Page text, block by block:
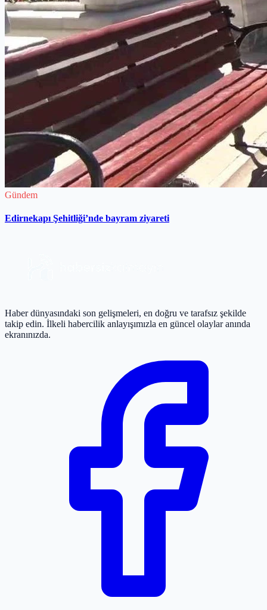
Gündem
Edirnekapı Şehitliği’nde bayram ziyareti
Haber dünyasındaki son gelişmeleri, en doğru ve tarafsız şekilde
takip edin. İlkeli habercilik anlayışımızla en güncel olaylar anında
ekranınızda.